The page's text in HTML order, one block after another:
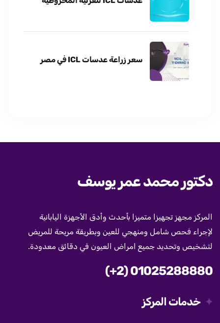
سعر زراعة عدسات ICL في مصر
دكتور محمد عمر يوسف
المركز مجهز تجهيزا متميزا بأحدث وأدق الأجهزة اليابانية
لإجراء فحص شامل ومنهجي للعين وبطريقة مريحة للمريض
لتشخيص وتحديد جميع امراض العيون في دقائق معدودة.
(+2) 01025288880
خدمات المركز